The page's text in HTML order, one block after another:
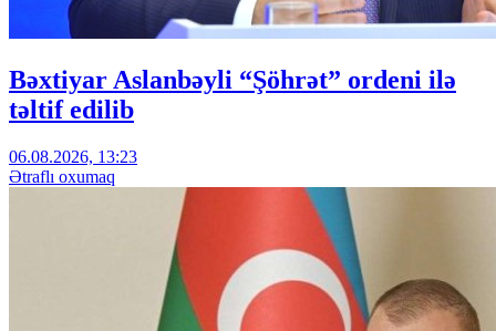
Bəxtiyar Aslanbəyli “Şöhrət” ordeni ilə
təltif edilib
06.08.2026, 13:23
Ətraflı oxumaq